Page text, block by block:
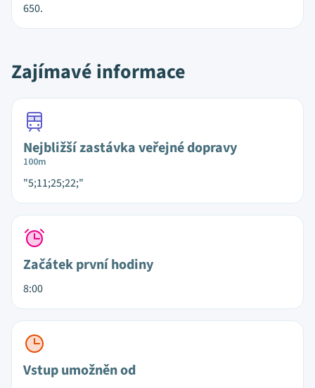
650.
Zajímavé informace
Nejbližší zastávka veřejné dopravy
100m
"5;11;25;22;"
Začátek první hodiny
8:00
Vstup umožněn od